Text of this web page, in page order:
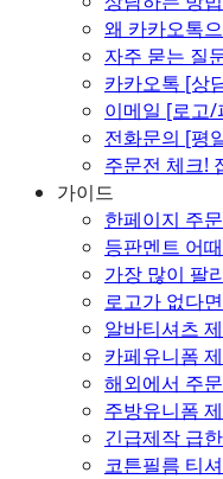
왜 카카오톡
자주 묻는 질
카카오톡 [상
이메일 [로고/
전화문의 [평
주문전 체크!
가이드
한페이지 주
등판멘트 어
가장 많이 팔
로고가 없다
알바티셔츠
카페유니폼
해외에서 주
주방유니폼
긴급제작 급
코튼필름 티